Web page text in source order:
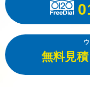
無料見